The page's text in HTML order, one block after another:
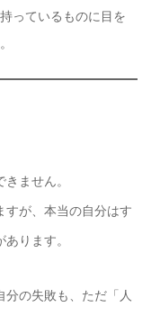
っているものに目を
ません。
すが、本当の自分はす
ります。
分の失敗も、ただ「人